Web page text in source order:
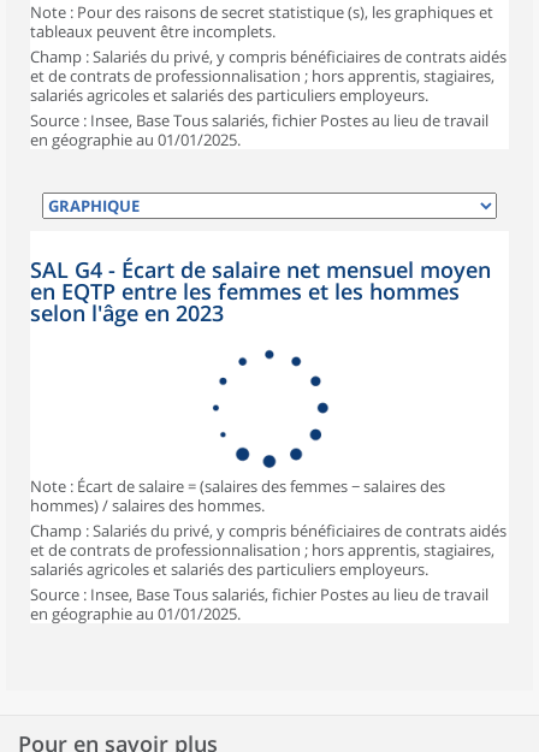
Note : Pour des raisons de secret statistique (s), les graphiques et
tableaux peuvent être incomplets.
Champ : Salariés du privé, y compris bénéficiaires de contrats aidés
et de contrats de professionnalisation ; hors apprentis, stagiaires,
salariés agricoles et salariés des particuliers employeurs.
Source : Insee, Base Tous salariés, fichier Postes au lieu de travail
en géographie au 01/01/2025.
SAL G4 - Écart de salaire net mensuel moyen
en EQTP entre les femmes et les hommes
selon l'âge en 2023
Note : Écart de salaire = (salaires des femmes − salaires des
hommes) / salaires des hommes.
Champ : Salariés du privé, y compris bénéficiaires de contrats aidés
et de contrats de professionnalisation ; hors apprentis, stagiaires,
salariés agricoles et salariés des particuliers employeurs.
Source : Insee, Base Tous salariés, fichier Postes au lieu de travail
en géographie au 01/01/2025.
Pour en savoir plus